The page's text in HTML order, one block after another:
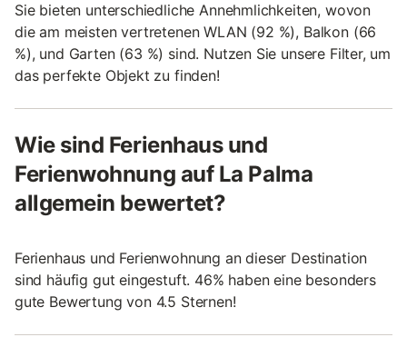
Sie bieten unterschiedliche Annehmlichkeiten, wovon
die am meisten vertretenen WLAN (92 %), Balkon (66
%), und Garten (63 %) sind. Nutzen Sie unsere Filter, um
das perfekte Objekt zu finden!
Wie sind Ferienhaus und
Ferienwohnung auf La Palma
allgemein bewertet?
Ferienhaus und Ferienwohnung an dieser Destination
sind häufig gut eingestuft. 46% haben eine besonders
gute Bewertung von 4.5 Sternen!